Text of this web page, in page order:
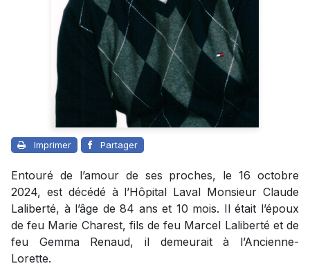
Imprimer Partager
Entouré de l’amour de ses proches, le 16 octobre
2024, est décédé à l’Hôpital Laval Monsieur Claude
Laliberté, à l’âge de 84 ans et 10 mois. Il était l’époux
de feu Marie Charest, fils de feu Marcel Laliberté et de
feu Gemma Renaud, il demeurait à l’Ancienne-
Lorette.